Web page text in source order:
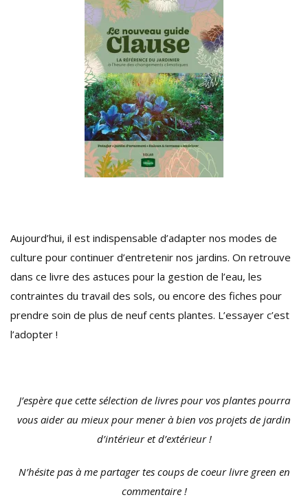
Aujourd’hui, il est indispensable d’adapter nos modes de
culture pour continuer d’entretenir nos jardins. On retrouve
dans ce livre des astuces pour la gestion de l’eau, les
contraintes du travail des sols, ou encore des fiches pour
prendre soin de plus de neuf cents plantes. L’essayer c’est
l’adopter !
J’espère que cette sélection de livres pour vos plantes pourra
vous aider au mieux pour mener à bien vos projets de jardin
d’intérieur et d’extérieur !
N’hésite pas à me partager tes coups de coeur livre green en
commentaire !